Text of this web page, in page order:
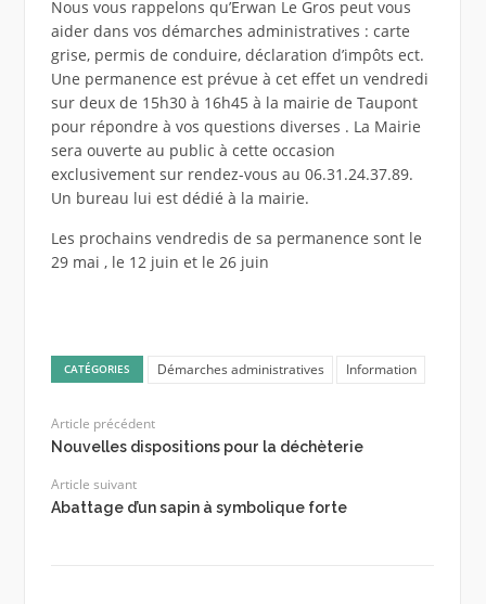
Nous vous rappelons qu’Erwan Le Gros peut vous
aider dans vos démarches administratives : carte
grise, permis de conduire, déclaration d’impôts ect.
Une permanence est prévue à cet effet un vendredi
sur deux de 15h30 à 16h45 à la mairie de Taupont
pour répondre à vos questions diverses . La Mairie
sera ouverte au public à cette occasion
exclusivement sur rendez-vous au 06.31.24.37.89.
Un bureau lui est dédié à la mairie.
Les prochains vendredis de sa permanence sont le
29 mai , le 12 juin et le 26 juin
CATÉGORIES Démarches administratives Information
Article précédent
Nouvelles dispositions pour la déchèterie
Article suivant
Abattage d’un sapin à symbolique forte